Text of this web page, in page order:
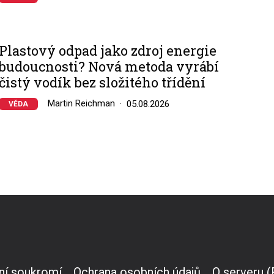
odpad jako zdroj energie
Nová metoda vyrábí
vodík bez složitého třídění
VĚDA Martin Reichman 05.08.2026